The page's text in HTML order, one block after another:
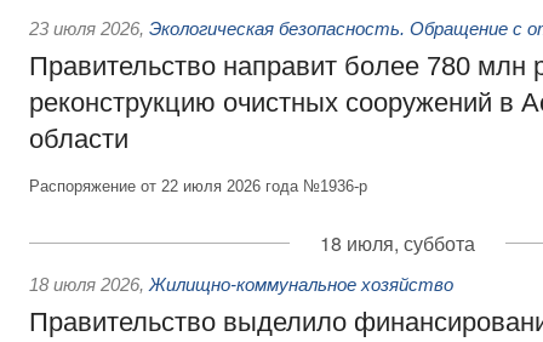
23 июля 2026, Экологическая безопасность. Обращение с
Правительство направит более 780 млн
реконструкцию очистных сооружений в
области
Распоряжение от 22 июля 2026 года №1936-р
18 июля, суббота
18 июля 2026, Жилищно-коммунальное хозяйство
Правительство выделило